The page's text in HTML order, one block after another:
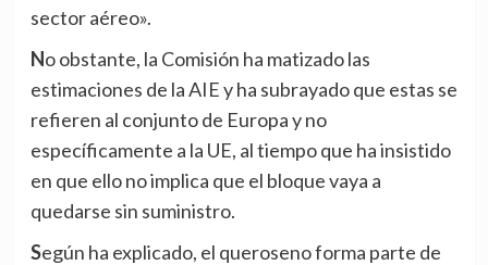
sector aéreo».
No obstante, la Comisión ha matizado las
estimaciones de la AIE y ha subrayado que estas se
refieren al conjunto de Europa y no
específicamente a la UE, al tiempo que ha insistido
en que ello no implica que el bloque vaya a
quedarse sin suministro.
Según ha explicado, el queroseno forma parte de